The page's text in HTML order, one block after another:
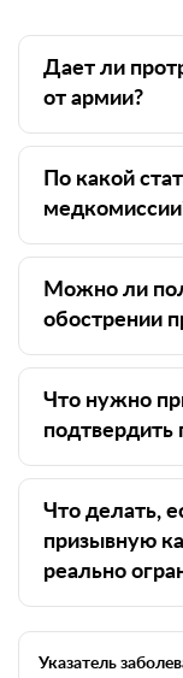
Дает ли
от армии?
По какой
Можно ли
обострении
Что нужно
подтвердить
Что делать,
призывную
реально
Указатель